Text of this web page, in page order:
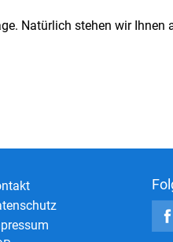
Natürlich stehen wir Ihnen